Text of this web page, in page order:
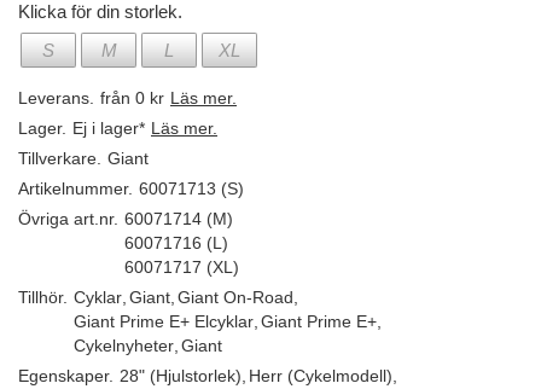
Klicka för din storlek.
S
M L XL
Leverans. från 0 kr Läs mer.
Lager. Ej i lager* Läs mer.
Tillverkare. Giant
Artikelnummer. 60071713 (S)
Övriga art.nr. 60071714 (M)
60071716 (L)
60071717 (XL)
Tillhör. Cyklar Giant Giant On-Road
Giant Prime E+ Elcyklar Giant Prime E+
Cykelnyheter Giant
Egenskaper. 28" (Hjulstorlek) Herr (Cykelmodell)